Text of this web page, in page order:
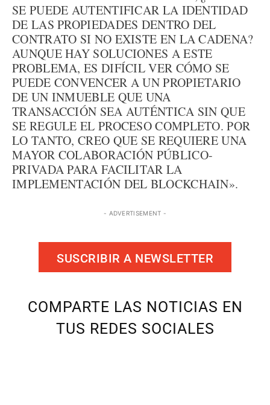
SE PUEDE AUTENTIFICAR LA IDENTIDAD
DE LAS PROPIEDADES DENTRO DEL
CONTRATO SI NO EXISTE EN LA CADENA?
AUNQUE HAY SOLUCIONES A ESTE
PROBLEMA, ES DIFÍCIL VER CÓMO SE
PUEDE CONVENCER A UN PROPIETARIO
DE UN INMUEBLE QUE UNA
TRANSACCIÓN SEA AUTÉNTICA SIN QUE
SE REGULE EL PROCESO COMPLETO. POR
LO TANTO, CREO QUE SE REQUIERE UNA
MAYOR COLABORACIÓN PÚBLICO-
PRIVADA PARA FACILITAR LA
IMPLEMENTACIÓN DEL BLOCKCHAIN».
- ADVERTISEMENT -
SUSCRIBIR A NEWSLETTER
COMPARTE LAS NOTICIAS EN
TUS REDES SOCIALES